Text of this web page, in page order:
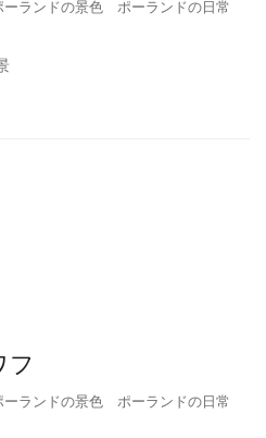
ランドの景色 ポーランドの日常
フ
ランドの景色 ポーランドの日常